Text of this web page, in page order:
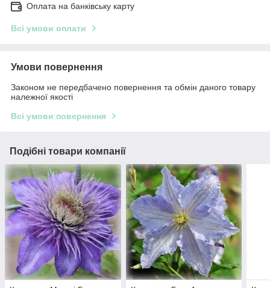
Оплата на банківську карту
Всі умови оплати
Умови повернення
Законом не передбачено повернення та обмін даного товару
належної якості
Всі умови повернення
Подібні товари компанії